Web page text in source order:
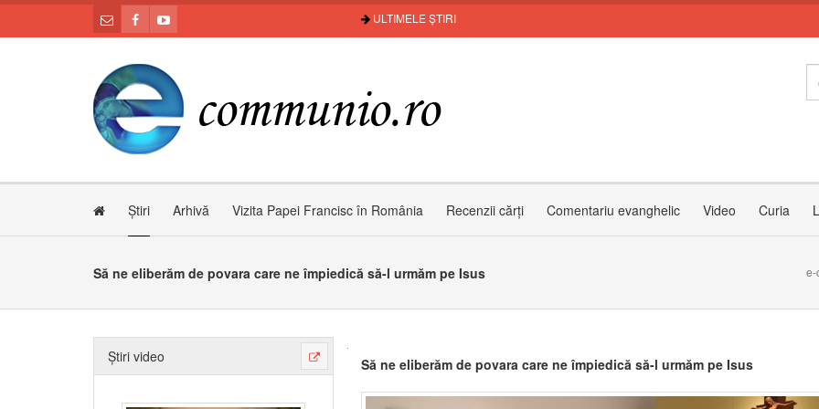
ULTIMELE ȘTIRI
Știri Arhivă Vizita Papei Francisc în România Recenzii cărți Comentariu evanghelic Video Curia
Să ne eliberăm de povara care ne împiedică să-l urmăm pe Isus e-
Știri video Să ne eliberăm de povara care ne împiedică să-l urmăm pe Isus